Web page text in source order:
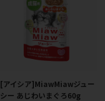
[アイシア]MiawMiawジュー
シー あじわいまぐろ60g